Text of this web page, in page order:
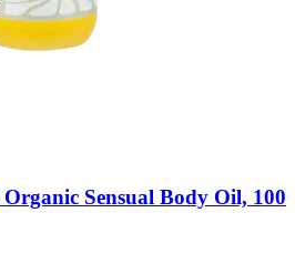
Organic Sensual Body Oil, 100